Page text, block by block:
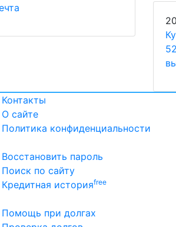
Контакты
О сайте
Политика конфиденциальности
Восстановить пароль
Поиск по сайту
Кредитная историяfree
Помощь при долгах